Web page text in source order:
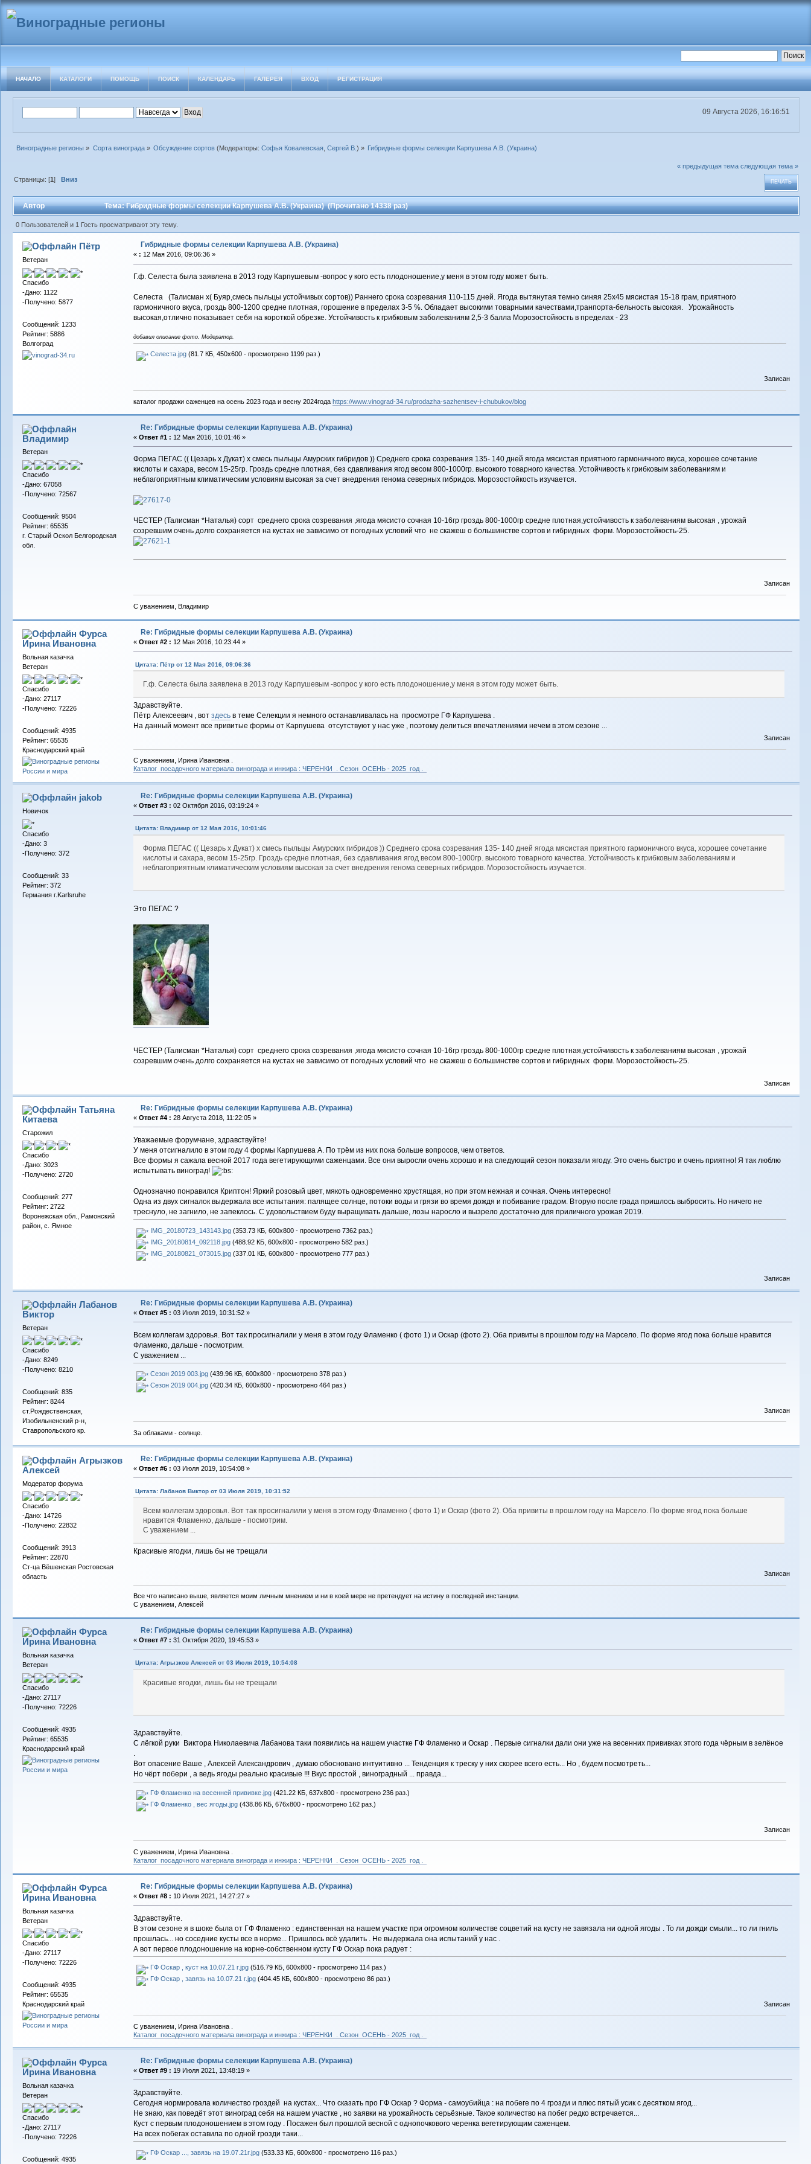
НАЧАЛО КАТАЛОГИ ПОМОЩЬ ПОИСК КАЛЕНДАРЬ ГАЛЕРЕЯ ВХОД РЕГИСТРАЦИЯ
09 Августа 2026, 16:16:51
Виноградные регионы » Сорта винограда» Обсуждение сортов(Модераторы: Софья Ковалевская, Сергей В.) » Гибридные формы селекции Карпушева А.В. (Украина)
« предыдущая тема следующая тема »
ПЕЧАТЬ
Страницы: [1] Вниз
Автор Тема: Гибридные формы селекции Карпушева А.В. (Украина) (Прочитано 14338 раз)
0 Пользователей и 1 Гость просматривают эту тему.
Пётр
Ветеран
Спасибо
-Дано: 1122
-Получено: 5877
Сообщений: 1233
Рейтинг: 5886
Волгоград
Гибридные формы селекции Карпушева А.В. (Украина)
« : 12 Мая 2016, 09:06:36 »
Г.ф. Селеста была заявлена в 2013 году Карпушевым -вопрос у кого есть плодоношение,у меня в этом году может быть.
Селеста (Талисман х( Буяр,смесь пыльцы устойчивых сортов)) Раннего срока созревания 110-115 дней. Ягода вытянутая темно синяя 25х45 мясистая 15-18 грам, приятного
гармоничного вкуса, гроздь 800-1200 средне плотная, горошение в пределах 3-5 %. Обладает высокими товарными качествами,транпорта-бельность высокая. Урожайность
высокая,отлично показывает себя на короткой обрезке. Устойчивость к грибковым заболеваниям 2,5-3 балла Морозостойкость в пределах - 23
добавил описание фото. Модератор.
Селеста.jpg(81.7 КБ, 450x600 - просмотрено 1199 раз.)
Записан
каталог продажи саженцев на осень 2023 года и весну 2024года https://www.vinograd-34.ru/prodazha-sazhentsev-i-chubukov/blog
Владимиp
Ветеран
Спасибо
-Дано: 67058
-Получено: 72567
Сообщений: 9504
Рейтинг: 65535
г. Старый Оскол Белгородская
обл.
Re: Гибридные формы селекции Карпушева А.В. (Украина)
« Ответ #1 : 12 Мая 2016, 10:01:46 »
Форма ПЕГАС (( Цезарь х Дукат) х смесь пыльцы Амурских гибридов )) Среднего срока созревания 135- 140 дней ягода мясистая приятного гармоничного вкуса, хорошее сочетание
кислоты и сахара, весом 15-25гр. Гроздь средне плотная, без сдавливания ягод весом 800-1000гр. высокого товарного качества. Устойчивость к грибковым заболеваниям и
неблагоприятным климатическим условиям высокая за счет внедрения генома северных гибридов. Морозостойкость изучается.
ЧЕСТЕР (Талисман *Наталья) сорт среднего срока созревания ,ягода мясисто сочная 10-16гр гроздь 800-1000гр средне плотная,устойчивость к заболеваниям высокая , урожай
созревшим очень долго сохраняется на кустах не зависимо от погодных условий что не скажеш о большинстве сортов и гибридных форм. Морозостойкость-25.
Записан
С уважением, Владимир
Фурса
Ирина Ивановна
Вольная казачка
Ветеран
Спасибо
-Дано: 27117
-Получено: 72226
Сообщений: 4935
Рейтинг: 65535
Краснодарский край
Re: Гибридные формы селекции Карпушева А.В. (Украина)
« Ответ #2 : 12 Мая 2016, 10:23:44 »
Цитата: Пётр от 12 Мая 2016, 09:06:36
Г.ф. Селеста была заявлена в 2013 году Карпушевым -вопрос у кого есть плодоношение,у меня в этом году может быть.
Здравствуйте.
Пётр Алексеевич , вот здесьв теме Селекции я немного останавливалась на просмотре ГФ Карпушева .
На данный момент все привитые формы от Карпушева отсутствуют у нас уже , поэтому делиться впечатлениями нечем в этом сезоне ...
Записан
С уважением, Ирина Ивановна .
Каталог посадочного материала винограда и инжира : ЧЕРЕНКИ . Сезон ОСЕНЬ - 2025 год .
jakob
Новичок
Спасибо
-Дано: 3
-Получено: 372
Сообщений: 33
Рейтинг: 372
Германия г.Karlsruhe
Re: Гибридные формы селекции Карпушева А.В. (Украина)
« Ответ #3 : 02 Октября 2016, 03:19:24 »
Цитата: Владимиp от 12 Мая 2016, 10:01:46
Форма ПЕГАС (( Цезарь х Дукат) х смесь пыльцы Амурских гибридов )) Среднего срока созревания 135- 140 дней ягода мясистая приятного гармоничного вкуса, хорошее сочетание
кислоты и сахара, весом 15-25гр. Гроздь средне плотная, без сдавливания ягод весом 800-1000гр. высокого товарного качества. Устойчивость к грибковым заболеваниям и
неблагоприятным климатическим условиям высокая за счет внедрения генома северных гибридов. Морозостойкость изучается.
Это ПЕГАС ?
ЧЕСТЕР (Талисман *Наталья) сорт среднего срока созревания ,ягода мясисто сочная 10-16гр гроздь 800-1000гр средне плотная,устойчивость к заболеваниям высокая , урожай
созревшим очень долго сохраняется на кустах не зависимо от погодных условий что не скажеш о большинстве сортов и гибридных форм. Морозостойкость-25.
Записан
Татьяна
Китаева
Старожил
Спасибо
-Дано: 3023
-Получено: 2720
Сообщений: 277
Рейтинг: 2722
Воронежская обл., Рамонский
район, с. Ямное
Re: Гибридные формы селекции Карпушева А.В. (Украина)
« Ответ #4 : 28 Августа 2018, 11:22:05 »
Уважаемые форумчане, здравствуйте!
У меня отсигналило в этом году 4 формы Карпушева А. По трём из них пока больше вопросов, чем ответов.
Все формы я сажала весной 2017 года вегетирующими саженцами. Все они выросли очень хорошо и на следующий сезон показали ягоду. Это очень быстро и очень приятно! Я так люблю
испытывать виноград!
Однозначно понравился Криптон! Яркий розовый цвет, мякоть одновременно хрустящая, но при этом нежная и сочная. Очень интересно!
Одна из двух сигналок выдержала все испытания: палящее солнце, потоки воды и грязи во время дождя и побивание градом. Вторую после града пришлось выбросить. Но ничего не
треснуло, не загнило, не запеклось. С удовольствием буду выращивать дальше, лозы наросло и вызрело достаточно для приличного урожая 2019.
IMG_20180723_143143.jpg(353.73 КБ, 600x800 - просмотрено 7362 раз.)
IMG_20180814_092118.jpg(488.92 КБ, 600x800 - просмотрено 582 раз.)
IMG_20180821_073015.jpg(337.01 КБ, 600x800 - просмотрено 777 раз.)
Записан
Лабанов
Виктор
Ветеран
Спасибо
-Дано: 8249
-Получено: 8210
Сообщений: 835
Рейтинг: 8244
ст.Рождественская,
Изобильненский р-н,
Ставропольского кр.
Re: Гибридные формы селекции Карпушева А.В. (Украина)
« Ответ #5 : 03 Июля 2019, 10:31:52 »
Всем коллегам здоровья. Вот так просигналили у меня в этом году Фламенко ( фото 1) и Оскар (фото 2). Оба привиты в прошлом году на Марсело. По форме ягод пока больше нравится
Фламенко, дальше - посмотрим.
С уважением ...
Сезон 2019 003.jpg(439.96 КБ, 600x800 - просмотрено 378 раз.)
Сезон 2019 004.jpg(420.34 КБ, 600x800 - просмотрено 464 раз.)
Записан
За облаками - солнце.
Агрызков
Алексей
Модератор форума
Спасибо
-Дано: 14726
-Получено: 22832
Сообщений: 3913
Рейтинг: 22870
Ст-ца Вёшенская Ростовская
область
Re: Гибридные формы селекции Карпушева А.В. (Украина)
« Ответ #6 : 03 Июля 2019, 10:54:08 »
Цитата: Лабанов Виктор от 03 Июля 2019, 10:31:52
Всем коллегам здоровья. Вот так просигналили у меня в этом году Фламенко ( фото 1) и Оскар (фото 2). Оба привиты в прошлом году на Марсело. По форме ягод пока больше
нравится Фламенко, дальше - посмотрим.
С уважением ...
Красивые ягодки, лишь бы не трещали
Записан
Все что написано выше, является моим личным мнением и ни в коей мере не претендует на истину в последней инстанции.
С уважением, Алексей
Фурса
Ирина Ивановна
Вольная казачка
Ветеран
Спасибо
-Дано: 27117
-Получено: 72226
Сообщений: 4935
Рейтинг: 65535
Краснодарский край
Re: Гибридные формы селекции Карпушева А.В. (Украина)
« Ответ #7 : 31 Октября 2020, 19:45:53 »
Цитата: Агрызков Алексей от 03 Июля 2019, 10:54:08
Красивые ягодки, лишь бы не трещали
Здравствуйте.
С лёгкой руки Виктора Николаевича Лабанова таки появились на нашем участке ГФ Фламенко и Оскар . Первые сигналки дали они уже на весенних прививках этого года чёрным в зелёное
.
Вот опасение Ваше , Алексей Александрович , думаю обосновано интуитивно ... Тенденция к треску у них скорее всего есть... Но , будем посмотреть...
Но чёрт побери , а ведь ягоды реально красивые !!! Вкус простой , виноградный ... правда...
ГФ Фламенко на весенней прививке.jpg(421.22 КБ, 637x800 - просмотрено 236 раз.)
ГФ Фламенко , вес ягоды.jpg(438.86 КБ, 676x800 - просмотрено 162 раз.)
Записан
С уважением, Ирина Ивановна .
Каталог посадочного материала винограда и инжира : ЧЕРЕНКИ . Сезон ОСЕНЬ - 2025 год .
Фурса
Ирина Ивановна
Вольная казачка
Ветеран
Спасибо
-Дано: 27117
-Получено: 72226
Сообщений: 4935
Рейтинг: 65535
Краснодарский край
Re: Гибридные формы селекции Карпушева А.В. (Украина)
« Ответ #8 : 10 Июля 2021, 14:27:27 »
Здравствуйте.
В этом сезоне я в шоке была от ГФ Фламенко : единственная на нашем участке при огромном количестве соцветий на кусту не завязала ни одной ягоды . То ли дожди смыли... то ли гниль
прошлась... но соседние кусты все в норме... Пришлось всё удалить . Не выдержала она испытаний у нас .
А вот первое плодоношение на корне-собственном кусту ГФ Оскар пока радует :
ГФ Оскар , куст на 10.07.21 г.jpg(516.79 КБ, 600x800 - просмотрено 114 раз.)
ГФ Оскар , завязь на 10.07.21 г.jpg(404.45 КБ, 600x800 - просмотрено 86 раз.)
Записан
С уважением, Ирина Ивановна .
Каталог посадочного материала винограда и инжира : ЧЕРЕНКИ . Сезон ОСЕНЬ - 2025 год .
Фурса
Ирина Ивановна
Вольная казачка
Ветеран
Спасибо
-Дано: 27117
-Получено: 72226
Сообщений: 4935
Re: Гибридные формы селекции Карпушева А.В. (Украина)
« Ответ #9 : 19 Июля 2021, 13:48:19 »
Здравствуйте.
Сегодня нормировала количество гроздей на кустах... Что сказать про ГФ Оскар ? Форма - самоубийца : на побеге по 4 грозди и плюс пятый усик с десятком ягод...
Не знаю, как поведёт этот виноград себя на нашем участке , но заявки на урожайность серьёзные. Такое количество на побег редко встречается...
Куст с первым плодоношением в этом году . Посажен был прошлой весной с однопочкового черенка вегетирующим саженцем.
На всех побегах оставила по одной грозди таки...
ГФ Оскар ..., завязь на 19.07.21г.jpg(533.33 КБ, 600x800 - просмотрено 116 раз.)